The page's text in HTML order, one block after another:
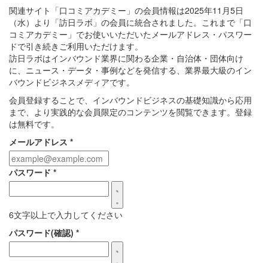
替
え
関連サイト「口コミアカデミー」の会員情報は2025年11月5日
（水）より「訪日ラボ」の会員に統合されました。これまで「口
コミアカデミー」でお使いいただいたメールアドレス・パスワー
ドで引き続きご利用いただけます。
訪日ラボはインバウンド業界に関わる企業・自治体・団体向け
に、ニュース・データ・事例などを発信する、業界最大級のイン
バウンドビジネスメディアです。
会員登録することで、インバウンドビジネスの基礎知識から応用
まで、より実践的な会員限定のコンテンツを閲覧できます。登録
は無料です。
メールアドレス *
パスワード *
6文字以上で入力してください
パスワード(確認) *